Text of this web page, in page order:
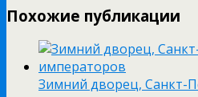
Похожие публикации
Зимний дворец, Санкт-